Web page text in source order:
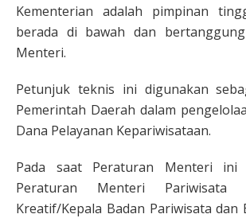
Kementerian adalah pimpinan
berada di bawah dan
Menteri.
Petunjuk teknis ini digunakan
Pemerintah Daerah dalam
Dana Pelayanan Kepariwisataan.
Pada saat Peraturan Menteri ini
Peraturan Menteri Pariwisata
Kreatif/Kepala Badan Pariwisata dan